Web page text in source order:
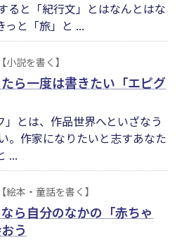
ると「紀行文」とはなんとはな
っと「旅」と ...
【小説を書く】
ら一度は書きたい「エピグ
」とは、作品世界へといざなう
。作家になりたいと志すあなた
...
【絵本・童話を書く】
ら自分のなかの「赤ちゃ
う